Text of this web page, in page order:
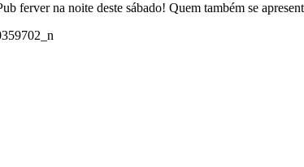
ferver na noite deste sábado! Quem também se